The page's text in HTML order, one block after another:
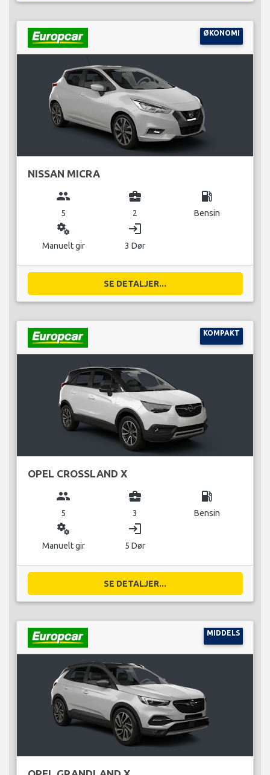
ØKONOMI
NISSAN MICRA
group
5
business_center
2
local_gas_station
Bensin
miscellaneous_services
Manuelt gir
login
3 Dør
SE DETALJER...
KOMPAKT
OPEL CROSSLAND X
group
5
business_center
3
local_gas_station
Bensin
miscellaneous_services
Manuelt gir
login
5 Dør
SE DETALJER...
MIDDELS